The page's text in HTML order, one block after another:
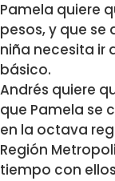
Pamela quiere
pesos, y que se
niña necesita ir
básico.
Andrés quiere
que Pamela se
en la octava
Región
tiempo con